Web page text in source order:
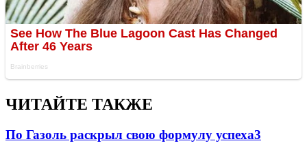
ЧИТАЙТЕ ТАКЖЕ
По Газоль раскрыл свою формулу успеха3